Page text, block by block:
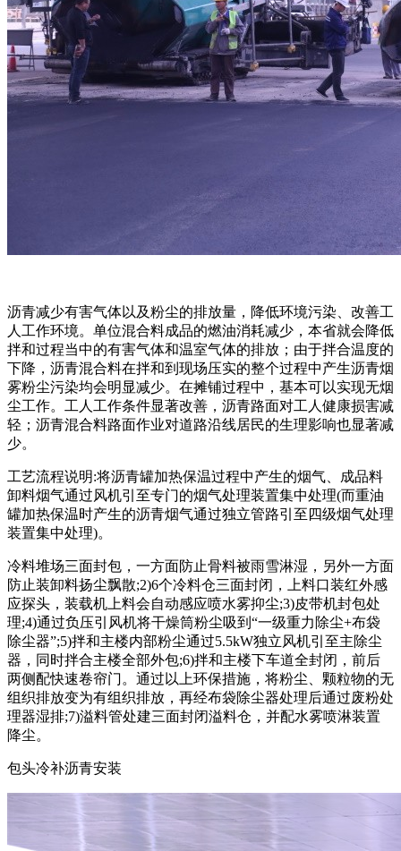
沥青减少有害气体以及粉尘的排放量，降低环境污染、改善工
人工作环境。单位混合料成品的燃油消耗减少，本省就会降低
拌和过程当中的有害气体和温室气体的排放；由于拌合温度的
下降，沥青混合料在拌和到现场压实的整个过程中产生沥青烟
雾粉尘污染均会明显减少。在摊铺过程中，基本可以实现无烟
尘工作。工人工作条件显著改善，沥青路面对工人健康损害减
轻；沥青混合料路面作业对道路沿线居民的生理影响也显著减
少。
工艺流程说明:将沥青罐加热保温过程中产生的烟气、成品料
卸料烟气通过风机引至专门的烟气处理装置集中处理(而重油
罐加热保温时产生的沥青烟气通过独立管路引至四级烟气处理
装置集中处理)。
冷料堆场三面封包，一方面防止骨料被雨雪淋湿，另外一方面
防止装卸料扬尘飘散;2)6个冷料仓三面封闭，上料口装红外感
应探头，装载机上料会自动感应喷水雾抑尘;3)皮带机封包处
理;4)通过负压引风机将干燥筒粉尘吸到“一级重力除尘+布袋
除尘器”;5)拌和主楼内部粉尘通过5.5kW独立风机引至主除尘
器，同时拌合主楼全部外包;6)拌和主楼下车道全封闭，前后
两侧配快速卷帘门。通过以上环保措施，将粉尘、颗粒物的无
组织排放变为有组织排放，再经布袋除尘器处理后通过废粉处
理器湿排;7)溢料管处建三面封闭溢料仓，并配水雾喷淋装置
降尘。
包头冷补沥青安装